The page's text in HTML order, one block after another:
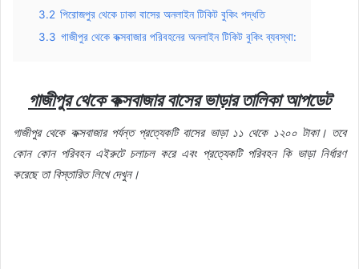
3.2 পিরোজপুর থেকে ঢাকা বাসের অনলাইন টিকিট বুকিং পদ্ধতি
3.3 গাজীপুর থেকে কক্সবাজার পরিবহনের অনলাইন টিকিট বুকিং ব্যবস্থা:
গাজীপুর থেকে কক্সবাজার বাসের ভাড়ার তালিকা আপডেট
গাজীপুর থেকে কক্সবাজার পর্যন্ত প্রত্যেকটি বাসের ভাড়া ১১ থেকে ১২০০ টাকা। তবে
কোন কোন পরিবহন এইরুটে চলাচল করে এবং প্রত্যেকটি পরিবহন কি ভাড়া নির্ধারণ
করেছে তা বিস্তারিত লিখে দেখুন।